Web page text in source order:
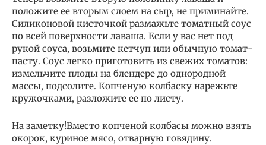
положите ее вторым слоем на сыр, не приминайте.
Силиконовой кисточкой размажьте томатный соус
по всей поверхности лаваша. Если у вас нет под
рукой соуса, возьмите кетчуп или обычную томат-
пасту. Соус легко приготовить из свежих томатов:
измельчите плоды на блендере до однородной
массы, подсолите. Копченую колбаску нарежьте
кружочками, разложите ее по листу.
На заметку!Вместо копченой колбасы можно взять
окорок, куриное мясо, отварную говядину.